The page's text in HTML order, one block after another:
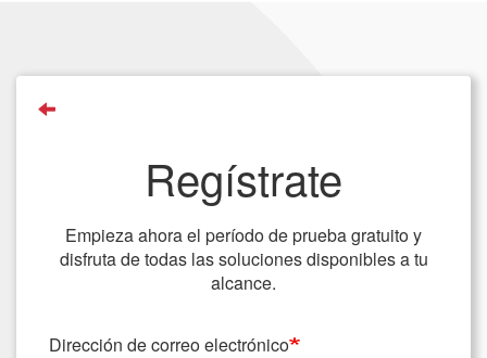
contenido
Regístrate
Empieza ahora el período de prueba gratuito y
disfruta de todas las soluciones disponibles a tu
alcance.
Dirección de correo electrónico